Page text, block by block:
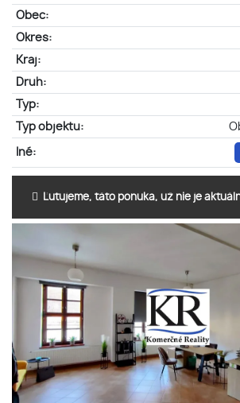
Obec:
Okres:
Kraj:
Druh:
Typ:
Typ objektu:
Iné:
Ľutujeme, táto ponuka, už nie je